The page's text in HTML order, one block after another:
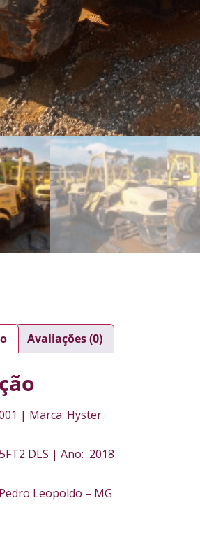
Avaliações (0)
| Marca: Hyster
DLS | Ano: 2018
Leopoldo – MG